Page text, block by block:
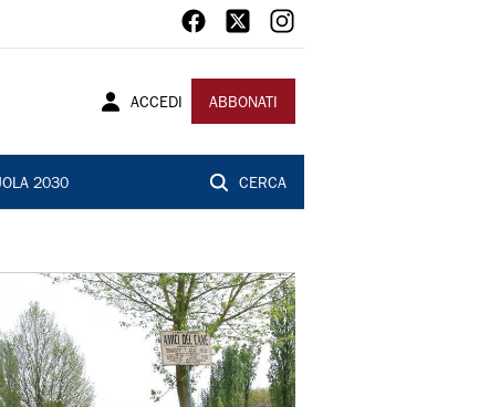
ACCEDI ABBONATI
2030 CERCA